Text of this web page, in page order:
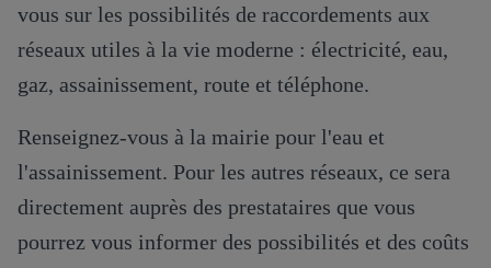
vous sur les possibilités de raccordements aux
réseaux utiles à la vie moderne : électricité, eau,
gaz, assainissement, route et téléphone.
Renseignez-vous à la mairie pour l'eau et
l'assainissement. Pour les autres réseaux, ce sera
directement auprès des prestataires que vous
pourrez vous informer des possibilités et des coûts